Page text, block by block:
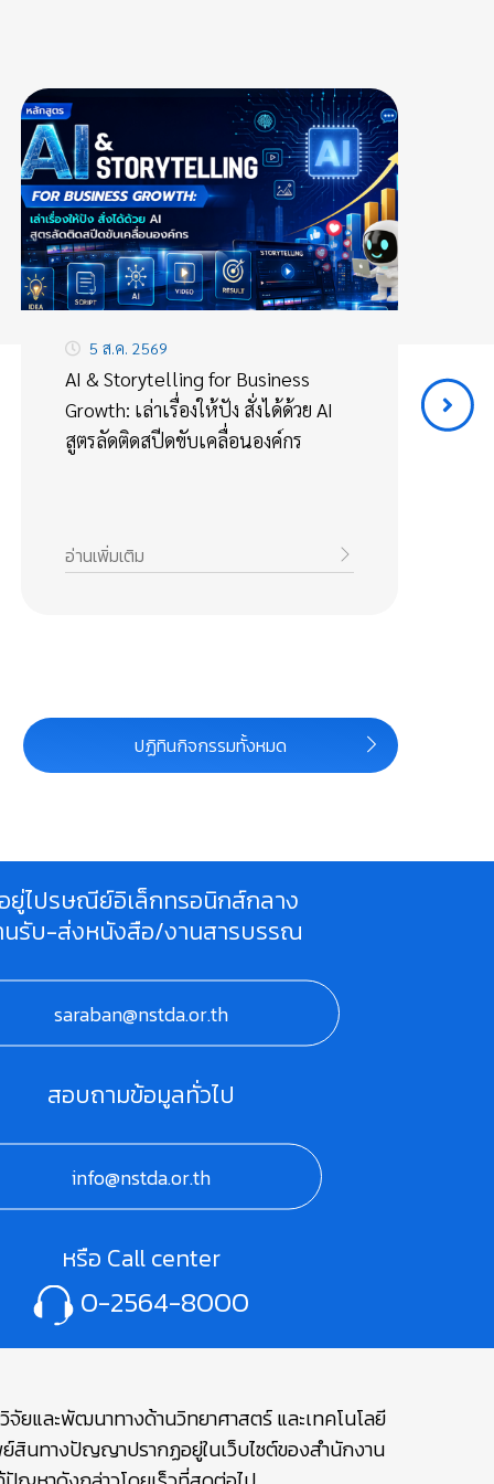
5 ส.ค. 2569
AI & Storytelling for Business
Growth: เล่าเรื่องให้ปัง สั่งได้ด้วย AI
สูตรลัดติดสปีดขับเคลื่อนองค์กร
อ่านเพิ่มเติม
ปฏิทินกิจกรรมทั้งหมด
ยู่ไปรษณีย์อิเล็กทรอนิกส์กลาง
นรับ-ส่งหนังสือ/งานสารบรรณ
saraban@nstda.or.th
สอบถามข้อมูลทั่วไป
info@nstda.or.th
หรือ Call center
0-2564-8000
ยและพัฒนาทางด้านวิทยาศาสตร์ และเทคโนโลยี
สินทางปัญญาปรากฏอยู่ในเว็บไซต์ของสำนักงาน